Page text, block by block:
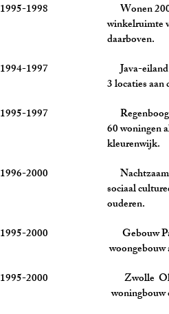
1995-1998 Wonen 2000 (2)
winkelruimte voor het
daarboven.
1994-1997 Java-eiland
3 locaties aan de
1995-1997
60 woningen als
kleurenwijk.
1996-2000
sociaal cultureel
ouderen.
1995-2000 Gebouw
woongebouw als
1995-2000 Zwolle
woningbouw op 4